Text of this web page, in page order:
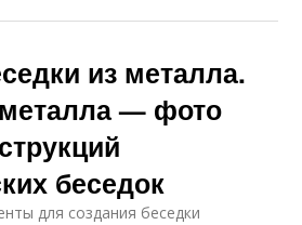
из металла.
— фото
беседок
для создания беседки